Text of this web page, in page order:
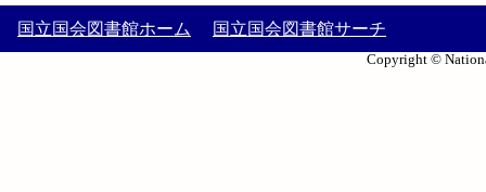
国立国会図書館ホーム 国立国会図書館サーチ
Copyright ©